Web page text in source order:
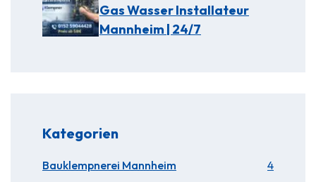
Gas Wasser Installateur
Mannheim | 24/7
Kategorien
Bauklempnerei Mannheim 4